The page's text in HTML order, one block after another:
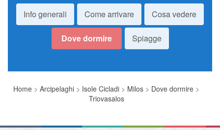
Info generali Come arrivare Cosa vedere
Dove dormire Spiagge
Home > Arcipelaghi > Isole Cicladi > Milos > Dove dormire >
Triovasalos